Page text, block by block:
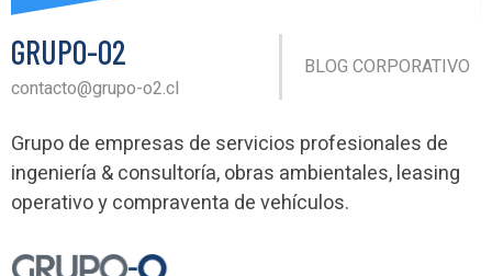
GRUPO-O2
contacto@grupo-o2.cl
BLOG CORPORATIVO
Grupo de empresas de servicios profesionales de
ingeniería & consultoría, obras ambientales, leasing
operativo y compraventa de vehículos.